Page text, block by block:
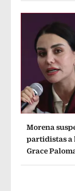
Morena
partidistas a
Grace